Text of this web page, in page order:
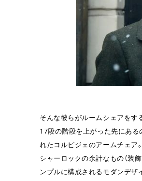
そんな彼らがルームシェアをす
17段の階段を上がった先にある
れたコルビジェのアームチェア
シャーロックの余計なもの（装
ンプルに構成されるモダンデザ